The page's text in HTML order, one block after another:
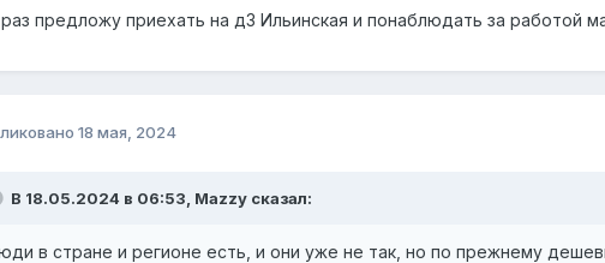
предложу приехать на д3 Ильинская и понаблюдать за работой
18 мая, 2024
В 18.05.2024 в 06:53, Mazzy сказал:
в стране и регионе есть, и они уже не так, но по прежнему